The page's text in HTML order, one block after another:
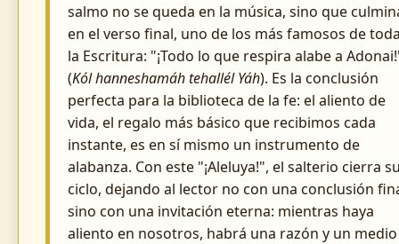
salmo no se queda en la música, sino que
en el verso final, uno de los más famosos de
la Escritura: "¡Todo lo que respira alabe a
(Kól hanneshamáh tehallél Yáh). Es la conclusión
perfecta para la biblioteca de la fe: el aliento de
vida, el regalo más básico que recibimos cada
instante, es en sí mismo un instrumento de
alabanza. Con este "¡Aleluya!", el salterio cierra
ciclo, dejando al lector no con una conclusión
sino con una invitación eterna: mientras haya
aliento en nosotros, habrá una razón y un medio